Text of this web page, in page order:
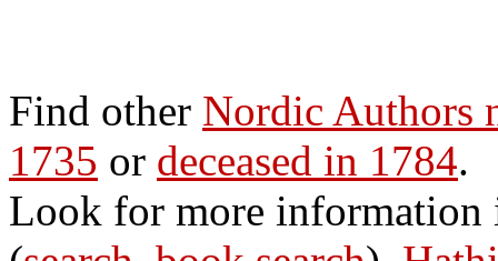
Find other Nordic Authors
1735 or deceased in 1784.
Look for more